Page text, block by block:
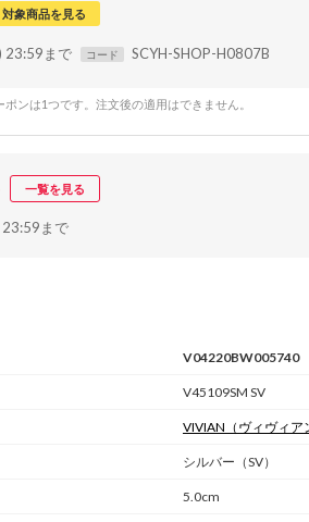
対象商品を見る
23:59まで コード SCYH-SHOP-H0807B
ンは1つです。注文後の適用はできません。
一覧を見る
まで
V04220BW005740
V45109SM SV
VIVIAN （ヴィヴィア
シルバー（SV）
5.0cm